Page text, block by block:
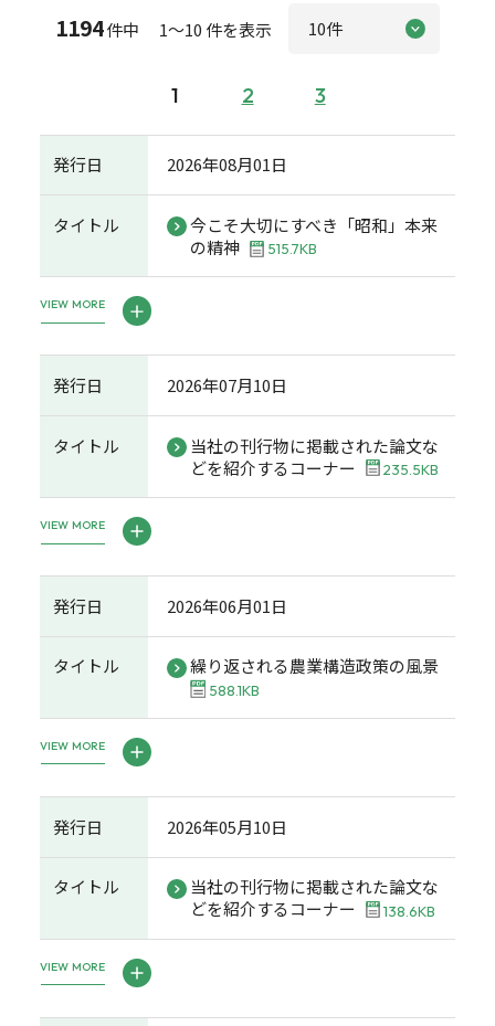
1194件中 1～10 件を表示
1 2 3
発行日 2026年08月01日
タイトル
今こそ大切にすべき「昭和」本来
の精神
515.7KB
VIEW MORE
発行日 2026年07月10日
タイトル
当社の刊行物に掲載された論文な
どを紹介するコーナー
235.5KB
VIEW MORE
発行日 2026年06月01日
タイトル 繰り返される農業構造政策の風景
588.1KB
VIEW MORE
発行日 2026年05月10日
タイトル
当社の刊行物に掲載された論文な
どを紹介するコーナー
138.6KB
VIEW MORE